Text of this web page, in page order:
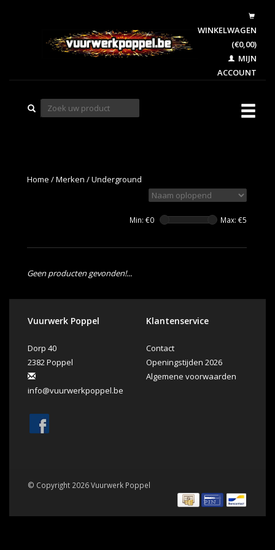
WINKELWAGEN
(€0,00)
MIJN
ACCOUNT
Home /Merken /Underground
Min: €0 Max: €5
Geen producten gevonden!...
Vuurwerk Poppel
Dorp 40
2382 Poppel
info@vuurwerkpoppel.be
Klantenservice
Contact
Openingstijden 2026
Algemene voorwaarden
© Copyright 2026 Vuurwerk Poppel